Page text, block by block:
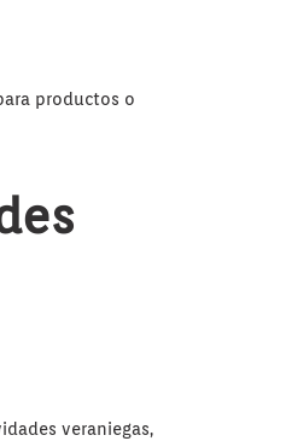
productos o
veraniegas,